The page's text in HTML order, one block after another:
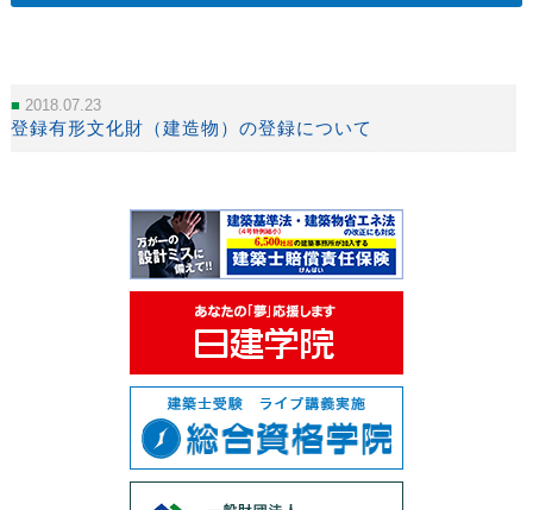
2018.07.23
登録有形文化財（建造物）の登録について